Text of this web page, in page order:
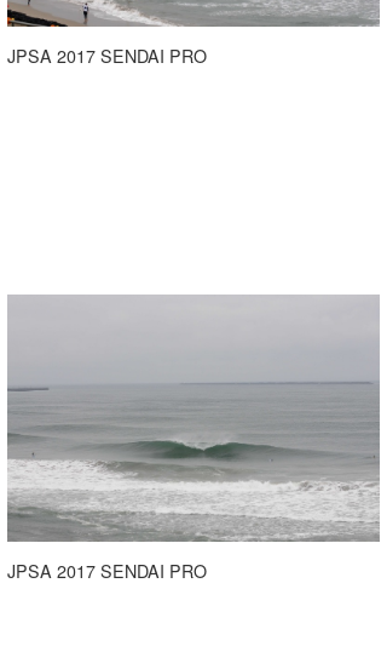
JPSA 2017 SENDAI PRO
JPSA 2017 SENDAI PRO